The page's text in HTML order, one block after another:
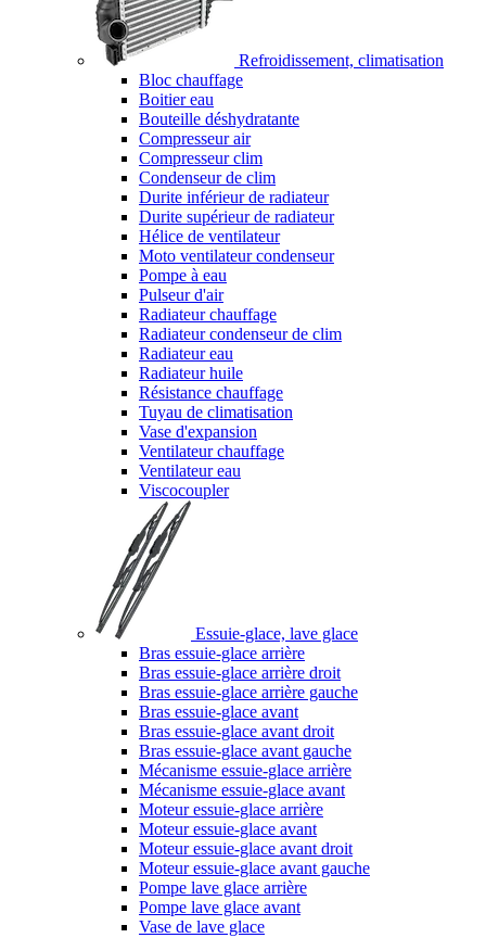
Refroidissement, climatisation
Bloc chauffage
Boitier eau
Bouteille déshydratante
Compresseur air
Compresseur clim
Condenseur de clim
Durite inférieur de radiateur
Durite supérieur de radiateur
Hélice de ventilateur
Moto ventilateur condenseur
Pompe à eau
Pulseur d'air
Radiateur chauffage
Radiateur condenseur de clim
Radiateur eau
Radiateur huile
Résistance chauffage
Tuyau de climatisation
Vase d'expansion
Ventilateur chauffage
Ventilateur eau
Viscocoupler
Essuie-glace, lave glace
Bras essuie-glace arrière
Bras essuie-glace arrière droit
Bras essuie-glace arrière gauche
Bras essuie-glace avant
Bras essuie-glace avant droit
Bras essuie-glace avant gauche
Mécanisme essuie-glace arrière
Mécanisme essuie-glace avant
Moteur essuie-glace arrière
Moteur essuie-glace avant
Moteur essuie-glace avant droit
Moteur essuie-glace avant gauche
Pompe lave glace arrière
Pompe lave glace avant
Vase de lave glace